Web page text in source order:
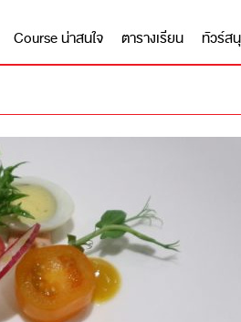
Course น่าสนใจ ตารางเรียน ทัวร์ส